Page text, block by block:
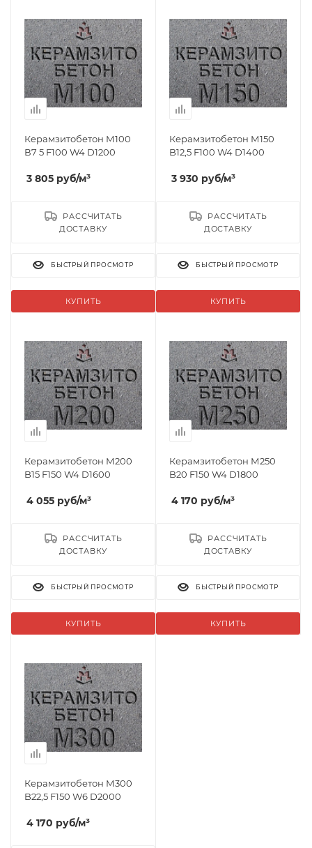
Керамзитобетон М100
В7 5 F100 W4 D1200
3 805 руб/м³
КУПИТЬ
РАССЧИТАТЬ
ДОСТАВКУ
БЫСТРЫЙ ПРОСМОТР
Керамзитобетон М150
B12,5 F100 W4 D1400
3 930 руб/м³
КУПИТЬ
РАССЧИТАТЬ
ДОСТАВКУ
БЫСТРЫЙ ПРОСМОТР
Керамзитобетон М200
B15 F150 W4 D1600
4 055 руб/м³
КУПИТЬ
РАССЧИТАТЬ
ДОСТАВКУ
БЫСТРЫЙ ПРОСМОТР
Керамзитобетон М250
B20 F150 W4 D1800
4 170 руб/м³
КУПИТЬ
РАССЧИТАТЬ
ДОСТАВКУ
БЫСТРЫЙ ПРОСМОТР
Керамзитобетон М300
B22,5 F150 W6 D2000
4 170 руб/м³